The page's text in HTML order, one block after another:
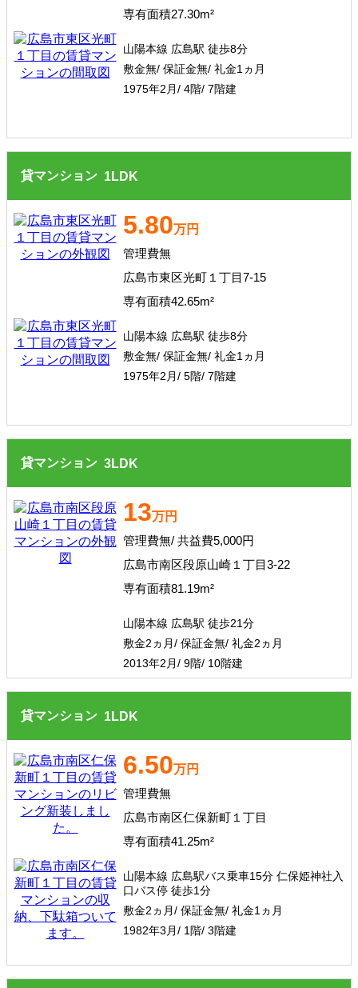
専有面積27.30m²
山陽本線 広島駅 徒歩8分
敷金無/ 保証金無/ 礼金1ヵ月
1975年2月/ 4階/ 7階建
貸マンション 1LDK
5.80万円
管理費無
広島市東区光町１丁目7-15
専有面積42.65m²
山陽本線 広島駅 徒歩8分
敷金無/ 保証金無/ 礼金1ヵ月
1975年2月/ 5階/ 7階建
貸マンション 3LDK
13万円
管理費無/ 共益費5,000円
広島市南区段原山崎１丁目3-22
専有面積81.19m²
山陽本線 広島駅 徒歩21分
敷金2ヵ月/ 保証金無/ 礼金2ヵ月
2013年2月/ 9階/ 10階建
貸マンション 1LDK
6.50万円
管理費無
広島市南区仁保新町１丁目
専有面積41.25m²
山陽本線 広島駅バス乗車15分 仁保姫神社入
口バス停 徒歩1分
敷金2ヵ月/ 保証金無/ 礼金1ヵ月
1982年3月/ 1階/ 3階建